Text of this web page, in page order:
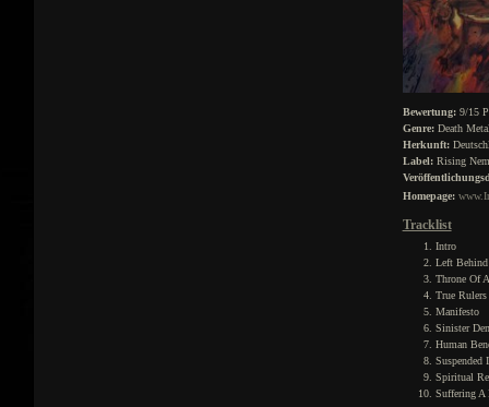
Bewertung:9/15
Genre:Death
Herkunft:
Label:Rising
Homepage:
Tracklist
Intro
Left Behind
Throne Of
True
Manifesto
Sinister
Human
Suspended
Spiritual
Suffering A